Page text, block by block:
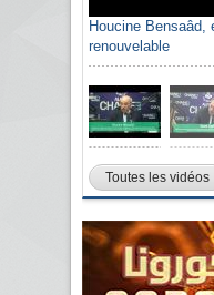
Houcine Bensaâd,
renouvelable
Toutes les vidéos